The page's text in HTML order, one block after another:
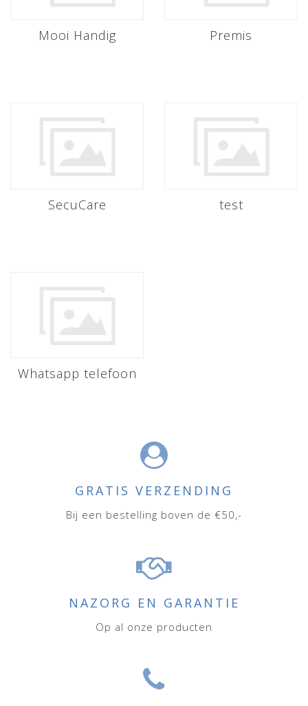
Mooi Handig Premis
SecuCare test
Whatsapp telefoon
GRATIS VERZENDING
Bij een bestelling boven de €50,-
NAZORG EN GARANTIE
Op al onze producten